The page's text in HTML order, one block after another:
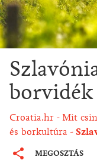
borvidék
Croatia.hr Mit
és borkultúra
MEGOSZTÁS